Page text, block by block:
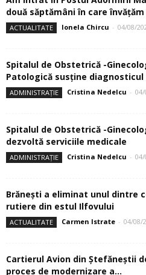
două săptămâni în care învăţăm
ACTUALITATE Ionela Chircu - 04/08/
Spitalul de Obstetrică -
Patologică susţine
ADMINISTRAȚIE Cristina Nedelcu - 04/
Spitalul de Obstetrică -
dezvoltă serviciile medicale
ADMINISTRAȚIE Cristina Nedelcu - 04/
Brănești a eliminat unul dintre
rutiere din estul Ilfovului
ACTUALITATE Carmen Istrate - 04/08/
Cartierul Avion din Ştefăneştii
proces de modernizare a...